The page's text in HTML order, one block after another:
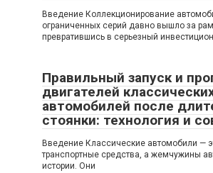
Введение Коллекционирование
ограниченных серий давно вышло за
превратившись в серьезный
Правильный запуск и
двигателей
автомобилей после
стоянки: технология и
Введение Классические автомобили —
транспортные средства, а жемчужины
истории. Они